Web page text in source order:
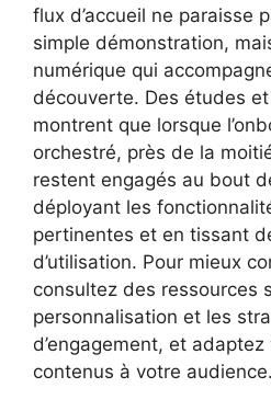
flux d’accueil ne paraisse
simple démonstration,
numérique qui
découverte. Des études
montrent que lorsque
orchestré, près de la
restent engagés au bout
déployant les
pertinentes et en tissant
d’utilisation. Pour mieux
consultez des ressources
personnalisation et les
d’engagement, et
contenus à votre audience.